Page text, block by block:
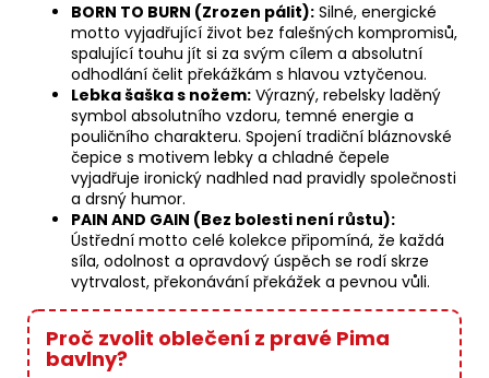
BORN TO BURN (Zrozen pálit): Silné, energické
motto vyjadřující život bez falešných kompromisů,
spalující touhu jít si za svým cílem a absolutní
odhodlání čelit překážkám s hlavou vztyčenou.
Lebka šaška s nožem: Výrazný, rebelsky laděný
symbol absolutního vzdoru, temné energie a
pouličního charakteru. Spojení tradiční bláznovské
čepice s motivem lebky a chladné čepele
vyjadřuje ironický nadhled nad pravidly společnosti
a drsný humor.
PAIN AND GAIN (Bez bolesti není růstu):
Ústřední motto celé kolekce připomíná, že každá
síla, odolnost a opravdový úspěch se rodí skrze
vytrvalost, překonávání překážek a pevnou vůli.
Proč zvolit oblečení z pravé Pima
bavlny?